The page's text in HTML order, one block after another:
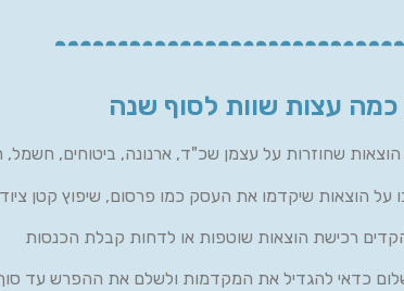
כמה עצות שוות לסוף שנה
שחוזרות על עצמן שכ"ד, ארנונה, ביטוחים,
על הוצאות שיקדמו את העסק כמו פרסום, שיפוץ קטן
רכישת הוצאות שוטפות או לדחות קבלת הכנסות
כדאי להגדיל את המקדמות ולשלם את ההפרש עד